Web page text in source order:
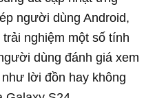
người dùng Android,
nghiệm một số tính
dùng đánh giá xem
lời đồn hay không